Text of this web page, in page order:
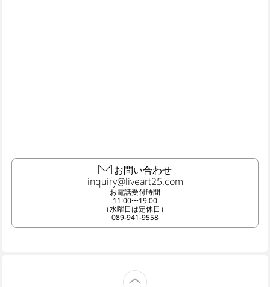
お問い合わせ
お電話受付時間
11:00〜19:00
（水曜日は定休日）
089-941-9558